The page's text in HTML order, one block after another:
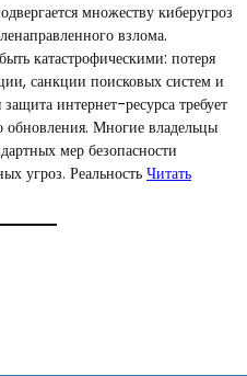
множеству киберугроз
взлома.
катастрофическими: потеря
санкции поисковых систем и
интернет-ресурса требует
обновления. Многие владельцы
мер безопасности
угроз. Реальность Читать